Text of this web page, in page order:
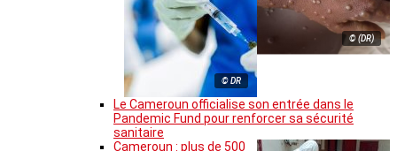
© (DR)
© DR
Le Cameroun officialise son entrée dans le
Pandemic Fund pour renforcer sa sécurité
sanitaire
Cameroun : plus de 500